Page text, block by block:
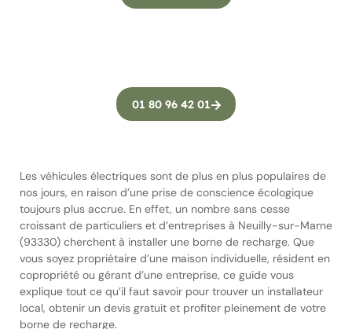
01 80 96 42 01
Les véhicules électriques sont de plus en plus populaires de
nos jours, en raison d’une prise de conscience écologique
toujours plus accrue. En effet, un nombre sans cesse
croissant de particuliers et d’entreprises à Neuilly-sur-Marne
(93330) cherchent à installer une borne de recharge. Que
vous soyez propriétaire d’une maison individuelle, résident en
copropriété ou gérant d’une entreprise, ce guide vous
explique tout ce qu’il faut savoir pour trouver un installateur
local, obtenir un devis gratuit et profiter pleinement de votre
borne de recharge.